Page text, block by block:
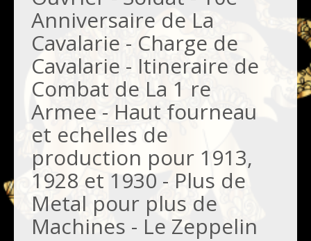
Anniversaire de La
Cavalarie - Charge de
Cavalarie - Itineraire de
Combat de La 1 re
Armee - Haut fourneau
et echelles de
production pour 1913,
1928 et 1930 - Plus de
Metal pour plus de
Machines - Le Zeppelin